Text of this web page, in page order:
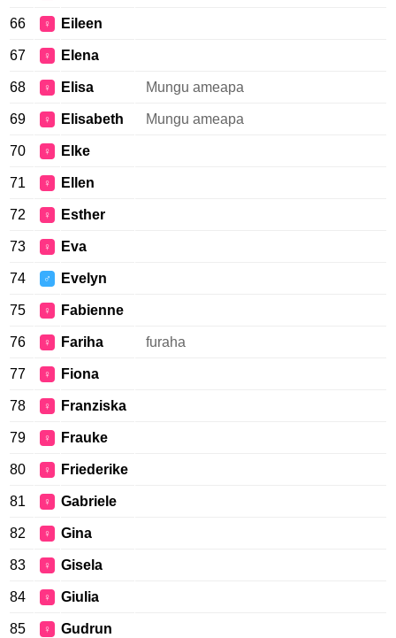
66 ♀ Eileen
67 ♀ Elena
68 ♀ Elisa Mungu ameapa
69 ♀ Elisabeth Mungu ameapa
70 ♀ Elke
71 ♀ Ellen
72 ♀ Esther
73 ♀ Eva
74 ♂ Evelyn
75 ♀ Fabienne
76 ♀ Fariha furaha
77 ♀ Fiona
78 ♀ Franziska
79 ♀ Frauke
80 ♀ Friederike
81 ♀ Gabriele
82 ♀ Gina
83 ♀ Gisela
84 ♀ Giulia
85 ♀ Gudrun